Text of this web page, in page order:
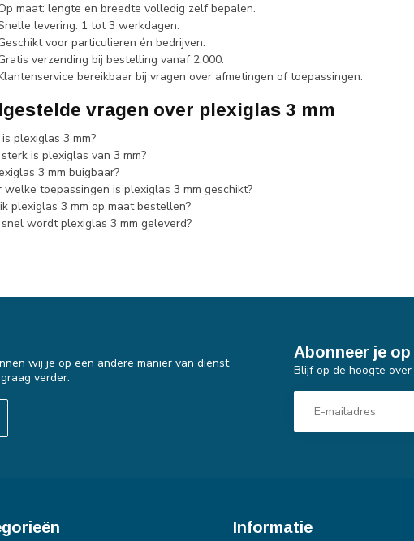
maat: lengte en breedte volledig zelf bepalen.
levering: 1 tot 3 werkdagen.
voor particulieren én bedrijven.
verzending bij bestelling vanaf 2.000.
bereikbaar bij vragen over afmetingen of toepassingen.
vragen over plexiglas 3 mm
plexiglas 3 mm?
is plexiglas van 3 mm?
3 mm buigbaar?
welke toepassingen is plexiglas 3 mm geschikt?
plexiglas 3 mm op maat bestellen?
wordt plexiglas 3 mm geleverd?
wij je op een andere manier van dienst
verder.
Abonneer je
Blijf op de hoogte
Informatie